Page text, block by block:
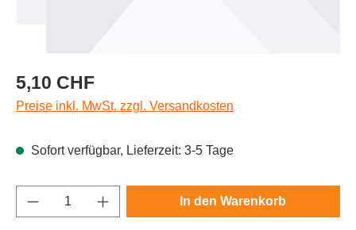
Regulärer Preis:
5,10 CHF
Preise inkl. MwSt. zzgl. Versandkosten
Sofort verfügbar, Lieferzeit: 3-5 Tage
Produkt Anzahl: Gib den gewünschten
In den Warenkorb